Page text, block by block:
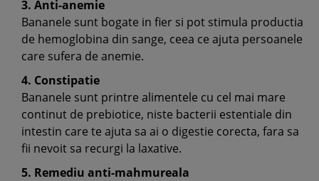
3. Anti-anemie
Bananele sunt bogate in fier si pot stimula productia
de hemoglobina din sange, ceea ce ajuta persoanele
care sufera de anemie.
4. Constipatie
Bananele sunt printre alimentele cu cel mai mare
continut de prebiotice, niste bacterii estentiale din
intestin care te ajuta sa ai o digestie corecta, fara sa
fii nevoit sa recurgi la laxative.
5. Remediu anti-mahmureala